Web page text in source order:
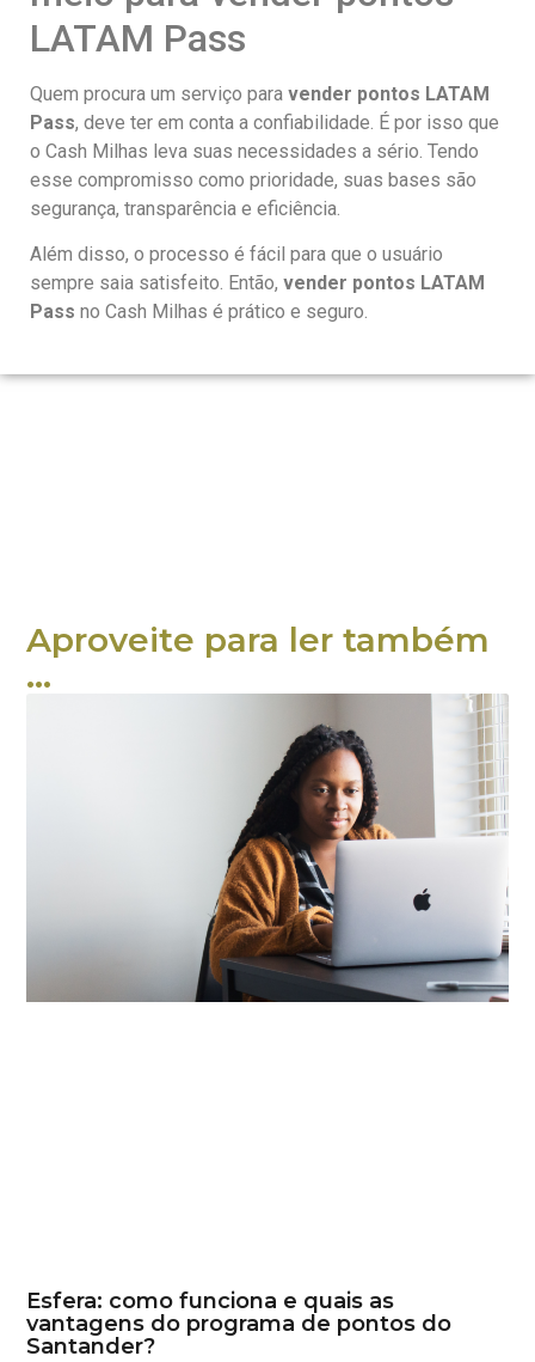
LATAM Pass
Quem procura um serviço para vender pontos LATAM
Pass, deve ter em conta a confiabilidade. É por isso que
o Cash Milhas leva suas necessidades a sério. Tendo
esse compromisso como prioridade, suas bases são
segurança, transparência e eficiência.
Além disso, o processo é fácil para que o usuário
sempre saia satisfeito. Então, vender pontos LATAM
Pass no Cash Milhas é prático e seguro.
Aproveite para ler também
...
Esfera: como funciona e quais as
vantagens do programa de pontos do
Santander?